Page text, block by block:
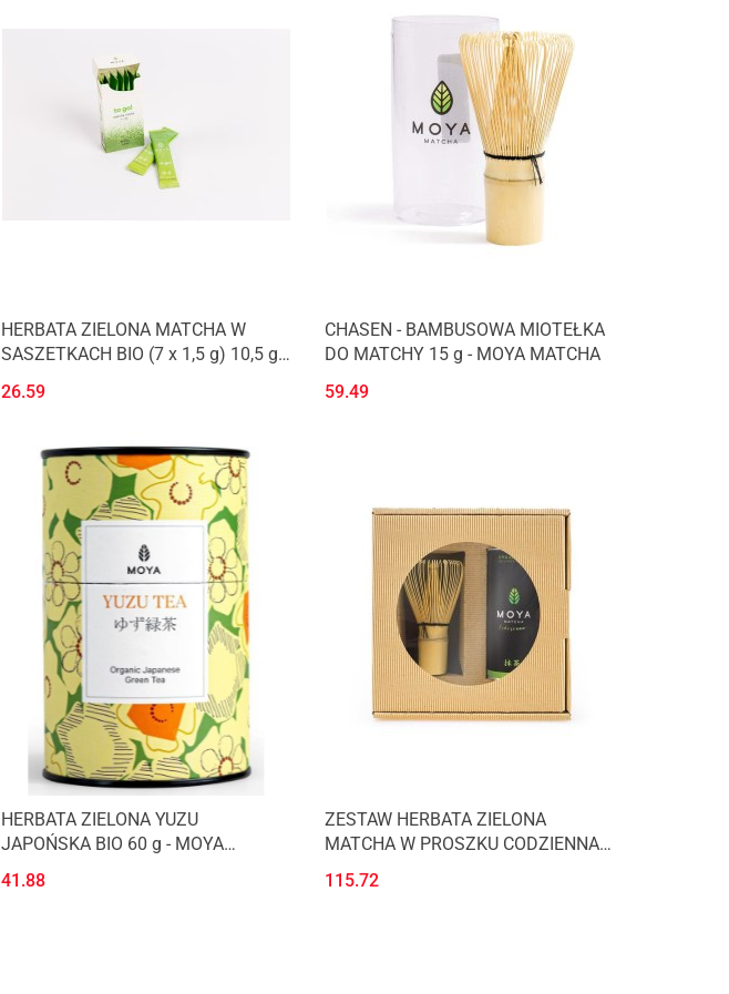
HERBATA ZIELONA MATCHA W
SASZETKACH BIO (7 x 1,5 g) 10,5 g -
26.59
CHASEN - BAMBUSOWA MIOTEŁKA
DO MATCHY 15 g - MOYA MATCHA
59.49
HERBATA ZIELONA YUZU
JAPOŃSKA BIO 60 g - MOYA
41.88
ZESTAW HERBATA ZIELONA
MATCHA W PROSZKU CODZIENNA
CHASEN - MOYA MATCHA
115.72